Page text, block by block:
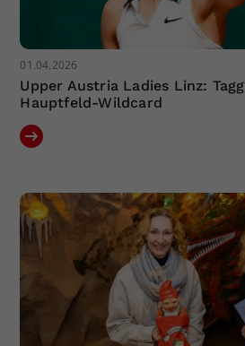
01.04.2026
Upper Austria Ladies Linz:
Hauptfeld-Wildcard